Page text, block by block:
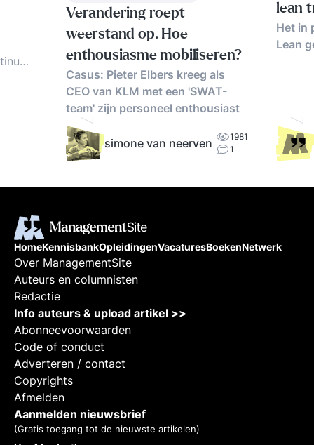
Verandering roept
weerstand op. Hoe
enthousiasme mobiliseren?
Casus: Pieter Elbers kreeg als
CEO van KLM met een 'SWAT-
team' zijn personeel enthousiast
simone van neerven
1981
1
lean
Het in
Lean
HomeKennisbankOpleidingenVacaturesBoekenNetwerk
Over ManagementSite
Auteurs en columnisten
Redactie
Info auteurs & upload artikel >>
Abonneevoorwaarden
Code of conduct
Adverteren / contact
Copyrights
Afmelden
Aanmelden nieuwsbrief
(Gratis toegang tot de nieuwste artikelen)